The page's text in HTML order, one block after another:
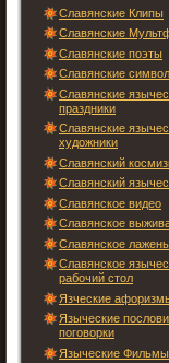
Славянские Клипы
Славянские
Славянские поэты
Славянские
Славянские
праздники
Славянские
художники
Славянский
Славянский
Славянское видео
Славянское
Славянское
Славянское
рабочий стол
Язческие
Языческие
поговорки
Языческие Фильмы